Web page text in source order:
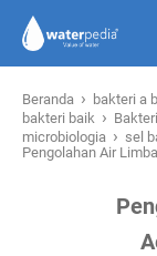
Beranda › bakteri a
bakteri baik ›
microbiologia › sel
Pengolahan Air